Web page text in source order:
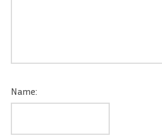
Name: